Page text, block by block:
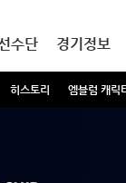
히스토리 엠블럼 캐릭
수단 경기정보